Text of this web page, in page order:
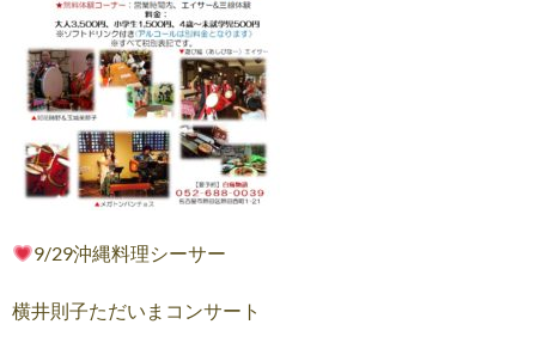
9/29沖縄料理シーサー
横井則子ただいまコンサート